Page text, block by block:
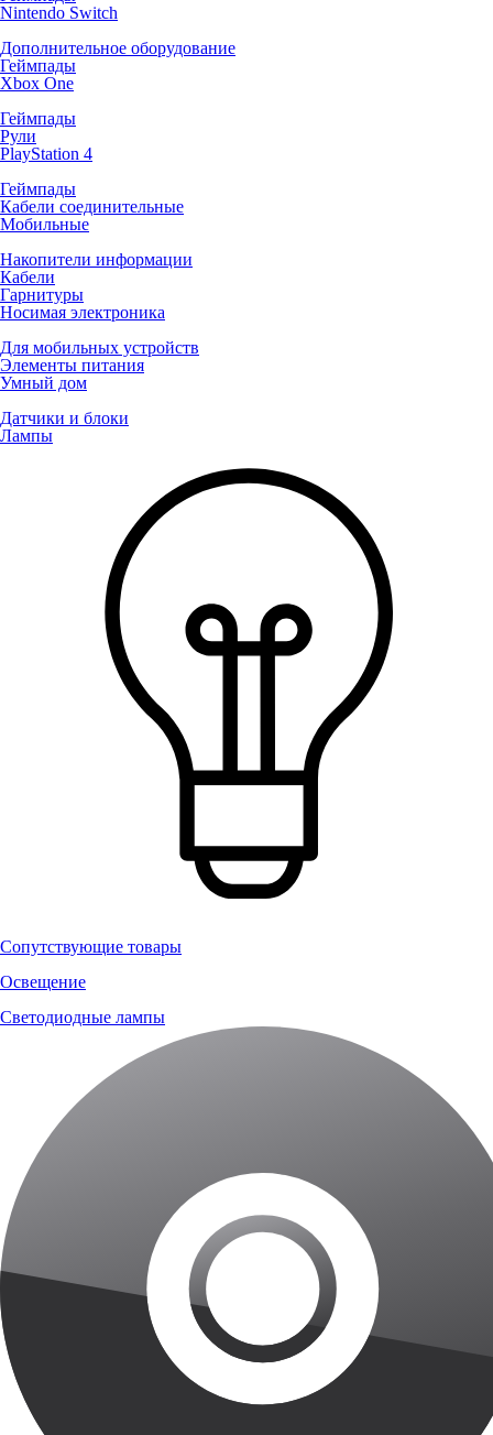
Nintendo Switch
Дополнительное оборудование
Геймпады
Xbox One
Геймпады
Рули
PlayStation 4
Геймпады
Кабели соединительные
Мобильные
Накопители информации
Кабели
Гарнитуры
Носимая электроника
Для мобильных устройств
Элементы питания
Умный дом
Датчики и блоки
Лампы
Сопутствующие товары
Освещение
Светодиодные лампы